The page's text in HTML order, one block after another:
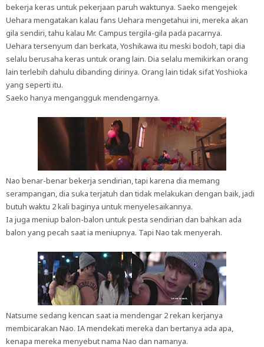
bekerja keras untuk pekerjaan paruh waktunya. Saeko mengejek
Uehara mengatakan kalau fans Uehara mengetahui ini, mereka akan
gila sendiri, tahu kalau Mr. Campus tergila-gila pada pacarnya.
Uehara tersenyum dan berkata, Yoshikawa itu meski bodoh, tapi dia
selalu berusaha keras untuk orang lain. Dia selalu memikirkan orang
lain terlebih dahulu dibanding dirinya. Orang lain tidak sifat Yoshioka
yang seperti itu.
Saeko hanya mengangguk mendengarnya.
Nao benar-benar bekerja sendirian, tapi karena dia memang
serampangan, dia suka terjatuh dan tidak melakukan dengan baik, jadi
butuh waktu 2 kali baginya untuk menyelesaikannya.
Ia juga meniup balon-balon untuk pesta sendirian dan bahkan ada
balon yang pecah saat ia meniupnya. Tapi Nao tak menyerah.
Natsume sedang kencan saat ia mendengar 2 rekan kerjanya
membicarakan Nao. IA mendekati mereka dan bertanya ada apa,
kenapa mereka menyebut nama Nao dan namanya.